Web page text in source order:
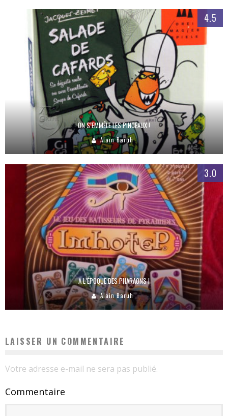
4.5
ON S’EMMÊLE LES PINCEAUX !
Alain Baruh
3.0
A L’ÉPOQUE DES PHARAONS !
Alain Baruh
LAISSER UN COMMENTAIRE
Votre adresse e-mail ne sera pas publié.
Commentaire